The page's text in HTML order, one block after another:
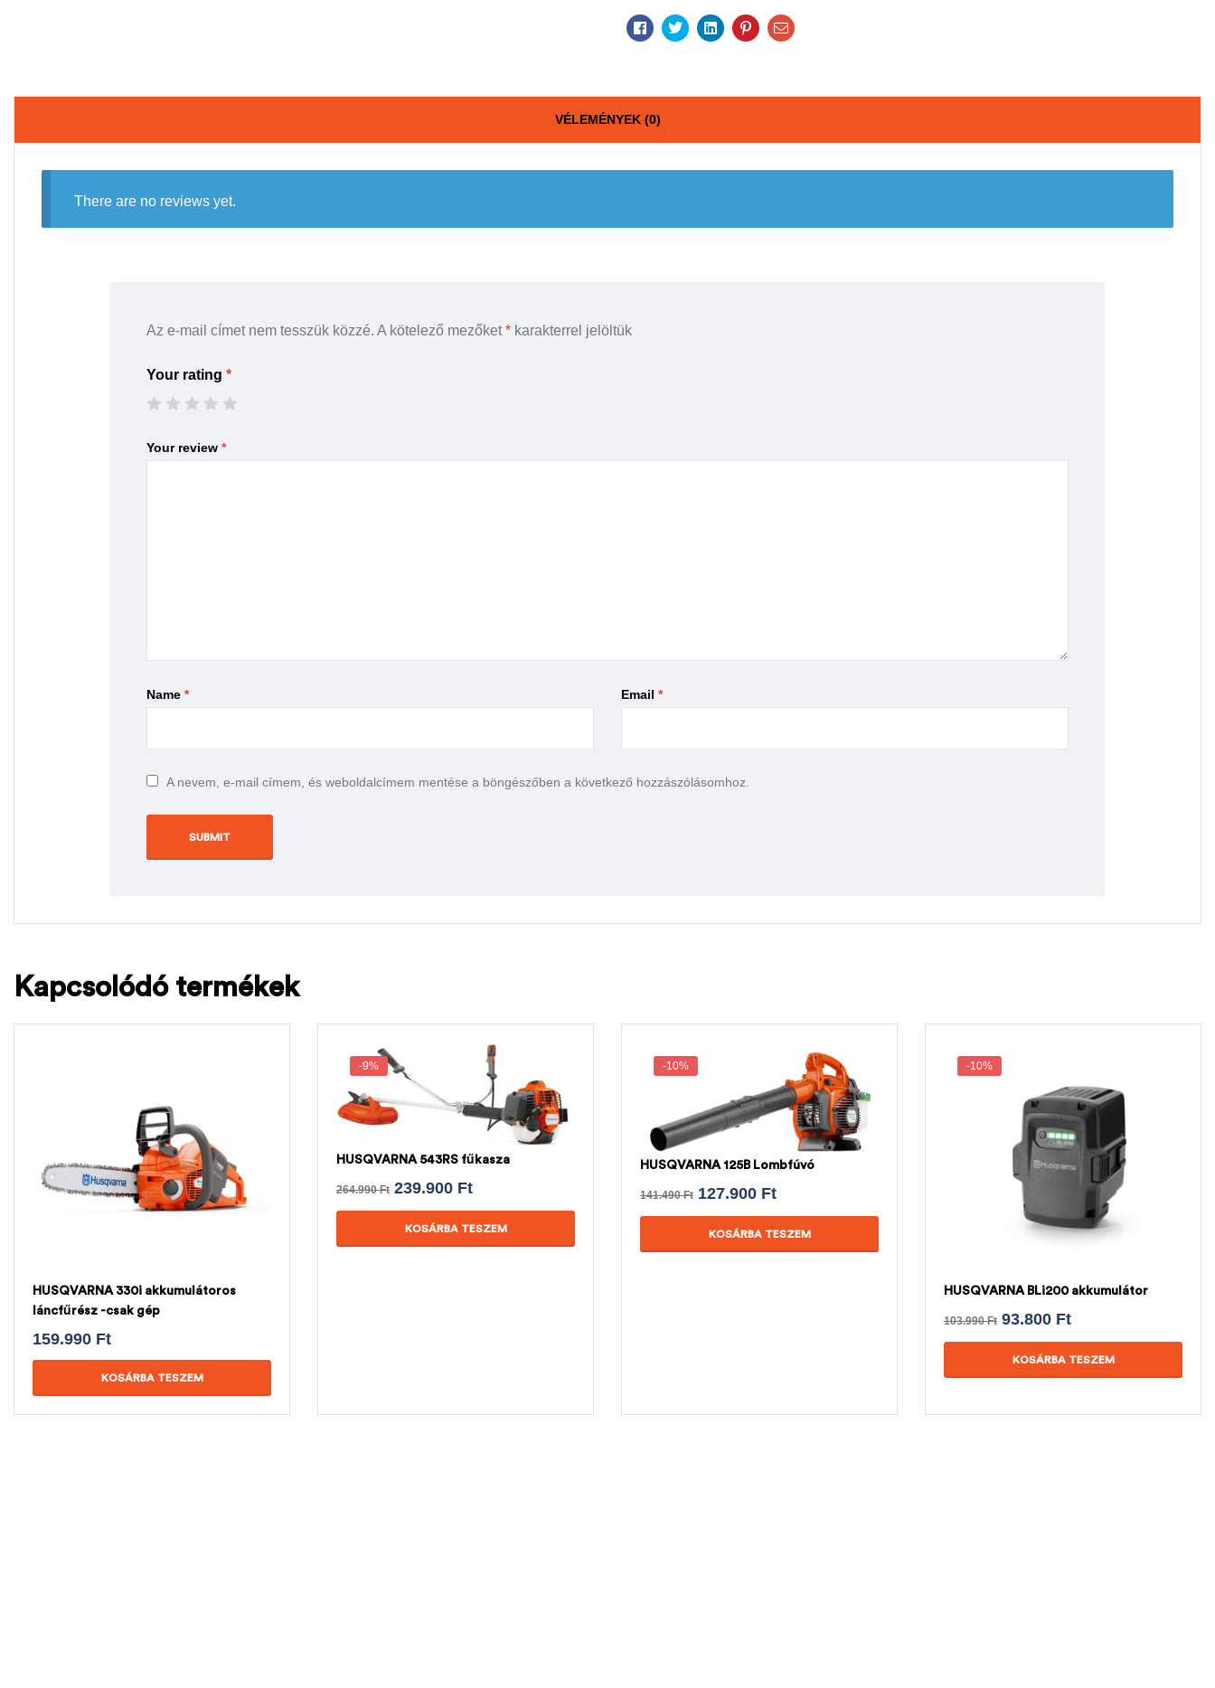
Facebook
TwitterLinkedinPinterestEmail
VÉLEMÉNYEK (0)
There are no reviews yet.
Az e-mail címet nem tesszük közzé. A kötelező mezőket* karakterrel jelöltük
Your rating *
Your review *
Name * Email *
A nevem, e-mail címem, és weboldalcímem mentése a böngészőben a következő hozzászólásomhoz.
Kapcsolódó termékek
HUSQVARNA 330i akkumulátoros
láncfűrész -csak gép
159.990 Ft
KOSÁRBA TESZEM
-9%
HUSQVARNA 543RS fűkasza
264.990Ft 239.900 Ft
KOSÁRBA TESZEM
-10%
HUSQVARNA 125B Lombfúvó
141.490Ft 127.900 Ft
KOSÁRBA TESZEM
-10%
HUSQVARNA BLi200 akkumulátor
103.990Ft 93.800 Ft
KOSÁRBA TESZEM